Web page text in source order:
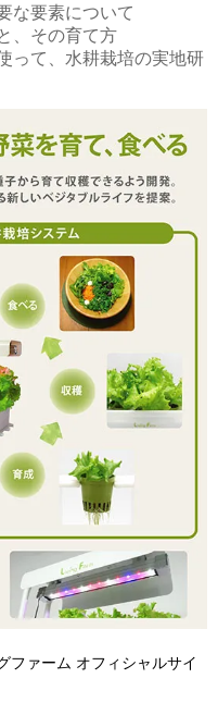
な要素について
、その育て方
って、水耕栽培の実地研
ファーム オフィシャルサイ